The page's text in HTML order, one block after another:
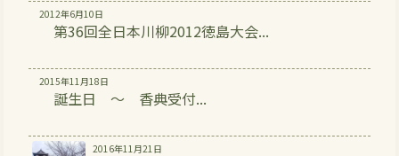
2012年6月10日
第36回全日本川柳2012徳島大会...
2015年11月18日
誕生日 ～ 香典受付...
2016年11月21日